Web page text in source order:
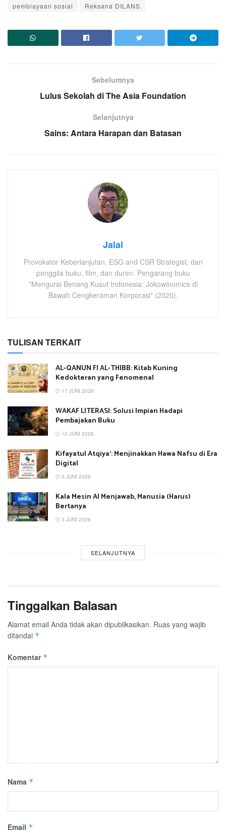
pembiayaan sosial Reksana DILANS
Sebelumnya
Lulus Sekolah di The Asia Foundation
Selanjutnya
Sains: Antara Harapan dan Batasan
Jalal
Provokator Keberlanjutan, ESG and CSR Strategist, dan
penggila buku, film, dan duren. Pengarang buku
"Mengurai Benang Kusut Indonesia: Jokowinomics di
Bawah Cengkeraman Korporasi" (2020).
TULISAN TERKAIT
AL-QANUN FI AL-THIBB: Kitab Kuning
Kedokteran yang Fenomenal
17 JUNI 2026
WAKAF LITERASI: Solusi Impian Hadapi
Pembajakan Buku
10 JUNI 2026
Kifayatul Atqiya’: Menjinakkan Hawa Nafsu di Era
Digital
5 JUNI 2026
Kala Mesin AI Menjawab, Manusia (Harus)
Bertanya
3 JUNI 2026
SELANJUTNYA
Tinggalkan Balasan
Alamat email Anda tidak akan dipublikasikan. Ruas yang wajib
ditandai *
Komentar *
Nama *
Email *